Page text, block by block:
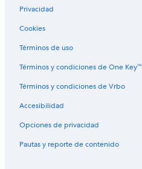
Privacidad
Cookies
Términos de uso
Términos y condiciones de One Key™
Términos y condiciones de Vrbo
Accesibilidad
Opciones de privacidad
Pautas y reporte de contenido